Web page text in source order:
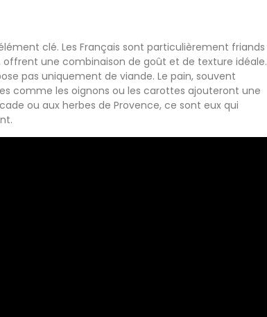
clé. Les Français sont particulièrement friands
une combinaison de goût et de texture idéale.
pas uniquement de viande. Le pain, souvent
comme les oignons ou les carottes ajouteront une
ou aux herbes de Provence, ce sont eux qui